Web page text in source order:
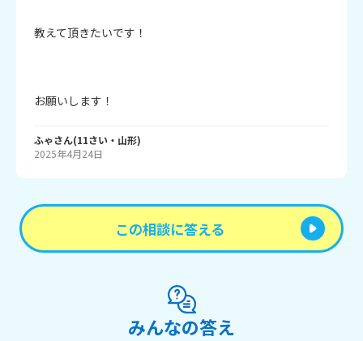
教えて頂きたいです！
お願いします！
ふゃさん(11さい・ 山形)
2025年4月24日
この相談に答える
みんなの答え